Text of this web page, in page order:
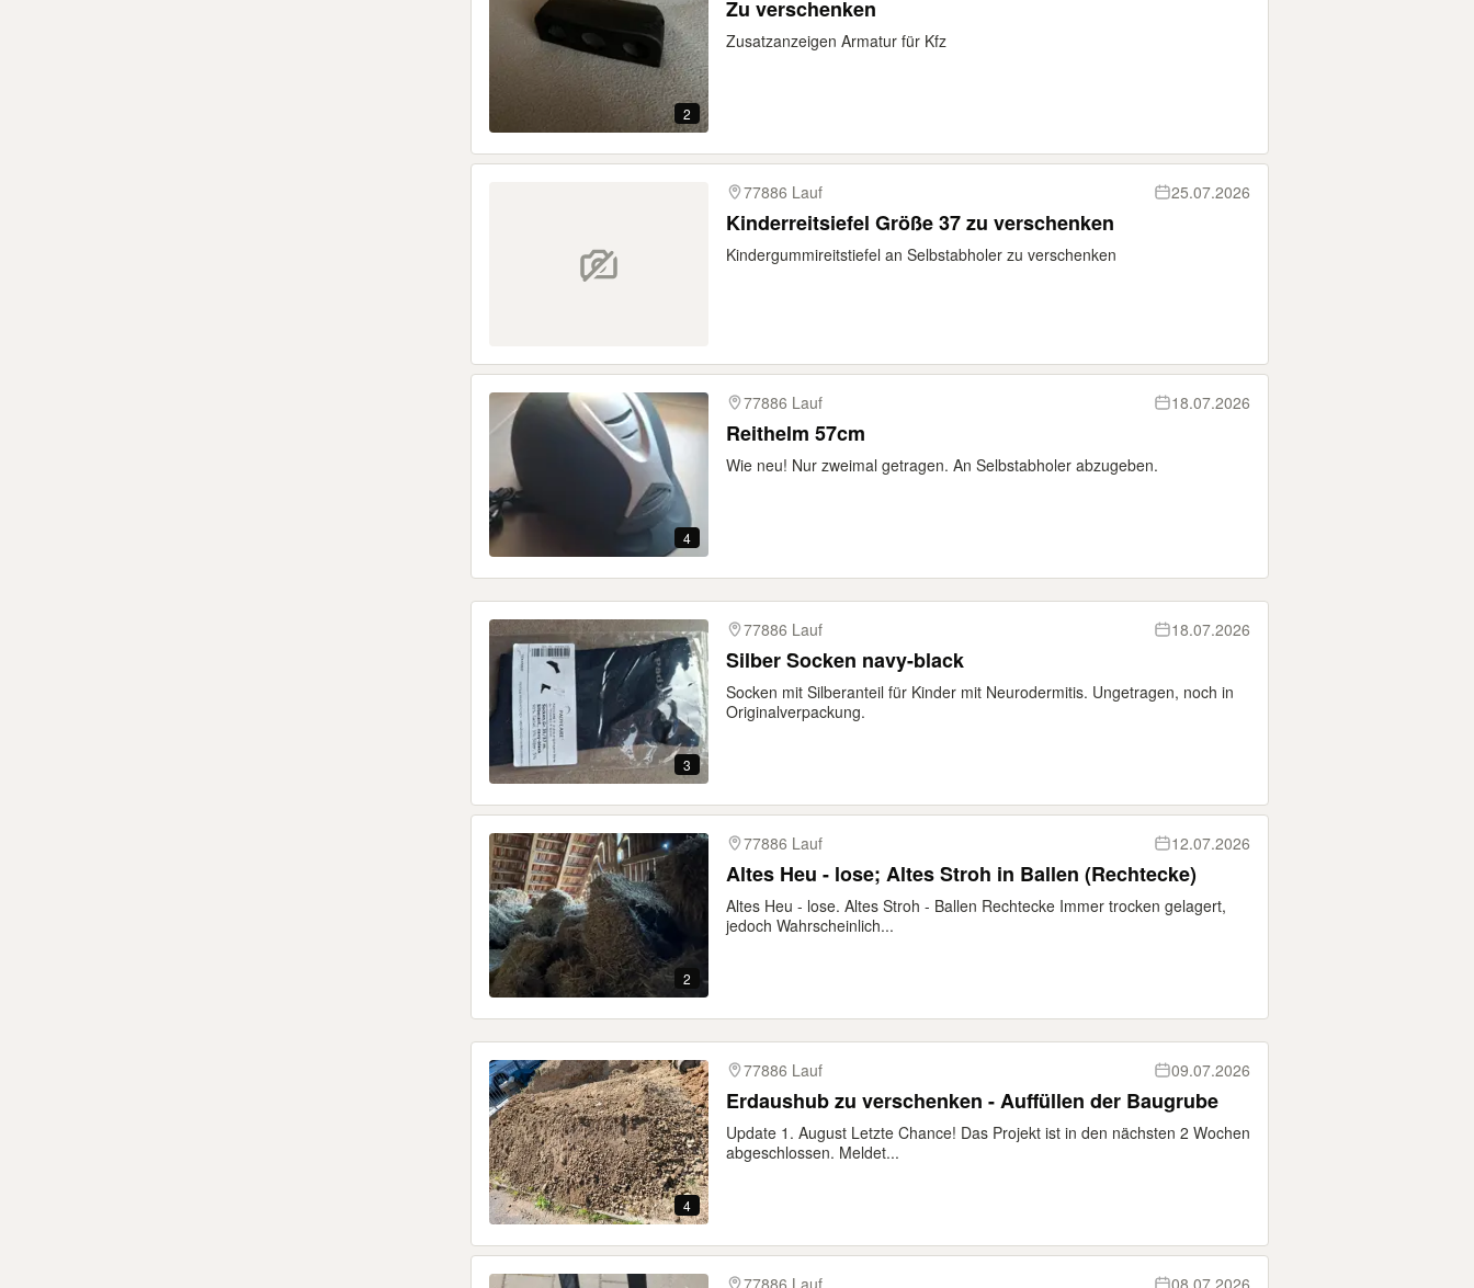
2
Zu verschenken
Zusatzanzeigen Armatur für Kfz
77886 Lauf 25.07.2026
Kinderreitsiefel Größe 37 zu verschenken
Kindergummireitstiefel an Selbstabholer zu verschenken
4
77886 Lauf 18.07.2026
Reithelm 57cm
Wie neu! Nur zweimal getragen. An Selbstabholer abzugeben.
3
77886 Lauf 18.07.2026
Silber Socken navy-black
Socken mit Silberanteil für Kinder mit Neurodermitis. Ungetragen, noch in
Originalverpackung.
2
77886 Lauf 12.07.2026
Altes Heu - lose; Altes Stroh in Ballen (Rechtecke)
Altes Heu - lose. Altes Stroh - Ballen Rechtecke Immer trocken gelagert,
jedoch Wahrscheinlich...
4
77886 Lauf 09.07.2026
Erdaushub zu verschenken - Auffüllen der Baugrube
Update 1. August Letzte Chance! Das Projekt ist in den nächsten 2 Wochen
abgeschlossen. Meldet...
77886 Lauf 08.07.2026